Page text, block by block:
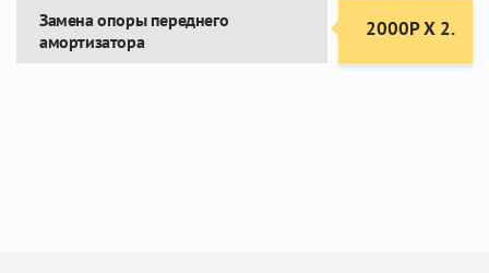
Замена опоры переднего
амортизатора
2000Р Х 2.